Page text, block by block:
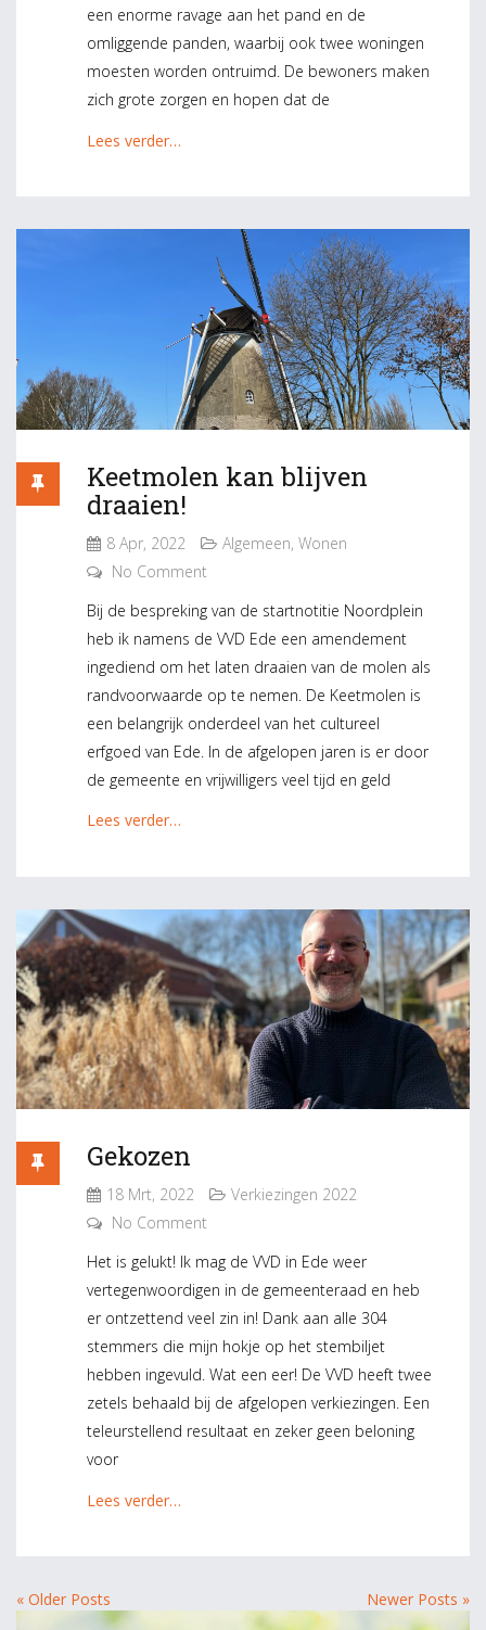
een enorme ravage aan het pand en de
omliggende panden, waarbij ook twee woningen
moesten worden ontruimd. De bewoners maken
zich grote zorgen en hopen dat de
Lees verder…
Keetmolen kan blijven
draaien!
8 Apr, 2022 Algemeen, Wonen
No Comment
Bij de bespreking van de startnotitie Noordplein
heb ik namens de VVD Ede een amendement
ingediend om het laten draaien van de molen als
randvoorwaarde op te nemen. De Keetmolen is
een belangrijk onderdeel van het cultureel
erfgoed van Ede. In de afgelopen jaren is er door
de gemeente en vrijwilligers veel tijd en geld
Lees verder…
Gekozen
18 Mrt, 2022
Verkiezingen 2022
No Comment
Het is gelukt! Ik mag de VVD in Ede weer
vertegenwoordigen in de gemeenteraad en heb
er ontzettend veel zin in! Dank aan alle 304
stemmers die mijn hokje op het stembiljet
hebben ingevuld. Wat een eer! De VVD heeft twee
zetels behaald bij de afgelopen verkiezingen. Een
teleurstellend resultaat en zeker geen beloning
voor
Lees verder…
« Older Posts Newer Posts »